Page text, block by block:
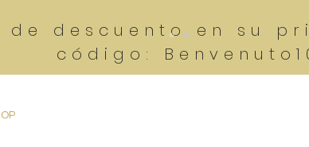
de descuento en su
código: